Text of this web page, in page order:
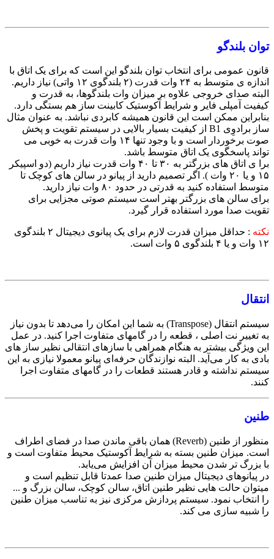
توان بلندگو
قانون عمومی برای انتخاب توان بلندگو این است که برای یک اتاق با
اندازه ی متوسط به ۲۴ وات قدرت (‌۲ بلندگوی ۱۲ واتی)‌ نیاز داریم.
البته صدای خروجی علاوه بر میزان وات بلندگوها، به قدرت و
کیفیت آمپلی فایر و شرایط آکوستیک کابینت ساز هم بستگی دارد.
بنابراین ممکن است این قانون همیشه کابردی نباشد. به عنوان مثال
ساز برادوِی B1 از کیفیت بسیار بالایی در سیستم تقویت و پخش
صوت برخوردار است و با وجود تنها ۱۴ وات قدرت به خوبی می
تواند پاسخگوی یک اتاق متوسط باشد.
برا ی اتاق های بزرگتر به ۳۰ تا ۴۰ وات قدرت نیاز داریم (دو اسپیکر
۱۵ و یا ۲۰ وات )‌. اگر تصمیم دارید از پیانو در سالن های کوچک تا
متوسط استفاده کنید به قدرتی در حدود ۸۰ وات نیاز دارید.
برای سالن های بزرگتر بهتر است سیستم صوتی مجزایی برای
تقویت صدا مورد استفاده قرار گیرد.
نکته
:‌ حداقل میزان قدرت لازم برای یک پیانوی دیجیتال ۲ بلندگوی
۱۲ وات و یا ۴ بلندگوی ۵ وات است.
انتقال
سیستم انتقال (Transpose) به شما این امکان را می‌دهد تا بدون نیاز
به تغییر نت اصلی ، قطعه را در گامهای متفاوت اجرا کنید. در عمل
این ویژگی بیشتر به هنگام همراهی با سازهای انتقالی نظیر ساز های
بادی به کار می‌آید. البته نوازندگان حرفه‌ای پیانو معمولا نیازی به این
سیستم نداشته و قادر هستند قطعات را در گامهای متفاوت اجرا
کنند.
طنین
منظور از طنین (Reverb) همان باقی ماندن صدا در فضای اطراف
است. میزان طنین بسته به شرایط آکوستیک محیط متفاوت است و
با بزرگ تر شدن محیط میزان آن افزایش می‌یابد.
در پیانوهای دیجیتال میزان طنین صدا عمدتا قابل تنظیم است و
میتوان حالت هایی نظیر طنین اتاق، سالن کوچک، سالن بزرگ و ...
را انتخاب نمود. سیستم پردازش مرکزی نیز به تناسب میزان طنین
را شبیه سازی می کند.